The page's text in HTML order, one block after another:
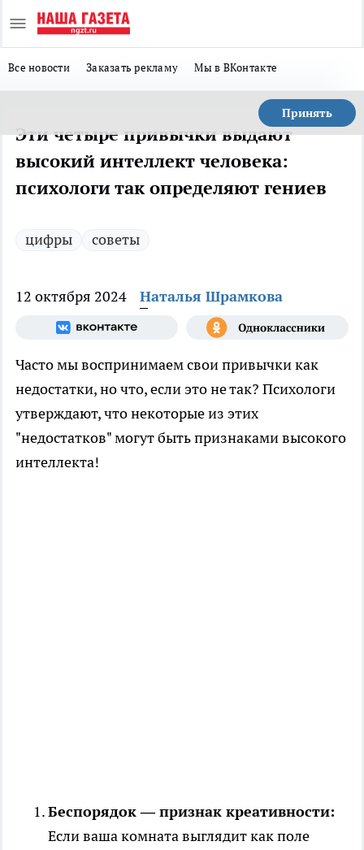
Все новости Заказать рекламу Мы в ВКонтакте
Принять
Эти четыре привычки выдают
высокий интеллект человека:
психологи так определяют гениев
цифры советы
12 октября 2024 Наталья Шрамкова
Часто мы воспринимаем свои привычки как
недостатки, но что, если это не так? Психологи
утверждают, что некоторые из этих
"недостатков" могут быть признаками высокого
интеллекта!
Беспорядок — признак креативности:
Если ваша комната выглядит как поле